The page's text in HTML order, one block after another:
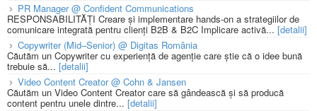
PR Manager @ Confident Communications
RESPONSABILITĂȚI Creare și implementare hands-on a strategiilor de
comunicare integrată pentru clienți B2B & B2C Implicare activă... [detalii]
Copywriter (Mid–Senior) @ Digitas România
Căutăm un Copywriter cu experiență de agenție care știe că o idee bună
trebuie să... [detalii]
Video Content Creator @ Cohn & Jansen
Căutăm un Video Content Creator care să gândească și să producă
content pentru unele dintre... [detalii]